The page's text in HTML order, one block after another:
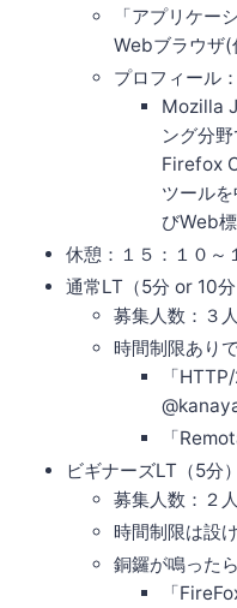
「アプリケー
Webブラウザ(
プロフィール
Mozilla
ング分野
Firefox
ツール
びWeb
休憩：１５：１０～
通常LT（5分 or 10分
募集人数：３人
時間制限ありで
「
「
ビギナーズLT（5分）
募集人数：２人
時間制限は設
銅鑼が鳴った
「